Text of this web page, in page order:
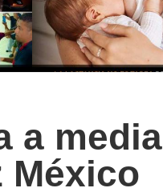
a media
México